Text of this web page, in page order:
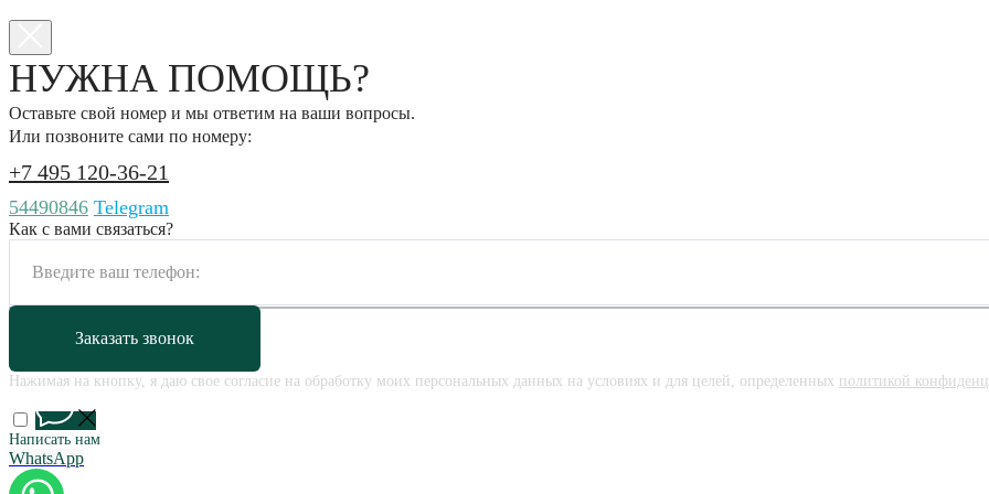
НУЖНА ПОМОЩЬ?
Оставьте свой номер и мы ответим на ваши вопросы.
Или позвоните сами по номеру:
+7 495 120-36-21
54490846 Telegram
Как с вами связаться?
Заказать звонок
Нажимая на кнопку, я даю свое согласие на обработку моих персональных данных на условиях и для целей, определенных политикой
Написать нам
WhatsApp